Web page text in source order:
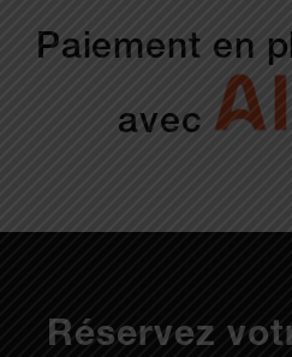
Paiement en
avec
Réservez